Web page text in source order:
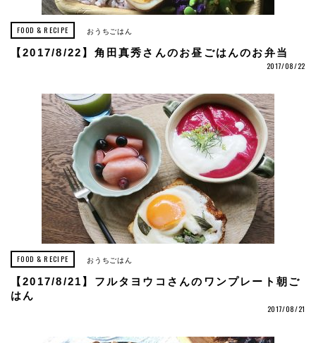
FOOD & RECIPE おうちごはん
【2017/8/22】角田真秀さんのお昼ごはんのお弁当
2017/08/22
FOOD & RECIPE おうちごはん
【2017/8/21】フルタヨウコさんのワンプレート朝ご
はん
2017/08/21